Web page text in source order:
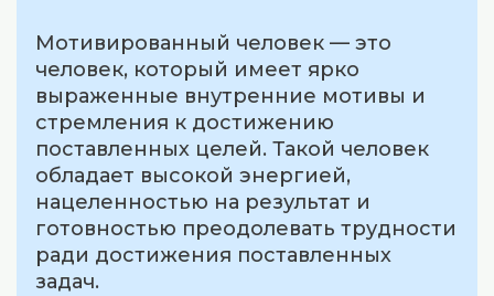
Мотивированный человек — это
человек, который имеет ярко
выраженные внутренние мотивы и
стремления к достижению
поставленных целей. Такой человек
обладает высокой энергией,
нацеленностью на результат и
готовностью преодолевать трудности
ради достижения поставленных
задач.